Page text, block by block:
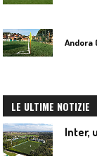
Andora
LE ULTIME NOTIZIE